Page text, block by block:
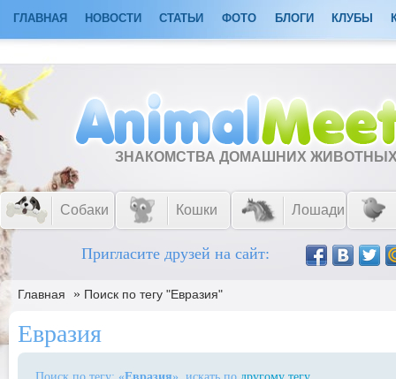
ГЛАВНАЯ НОВОСТИ СТАТЬИ ФОТО БЛОГИ КЛУБЫ
ЗНАКОМСТВА ДОМАШНИХ
Собаки Кошки Лошади
Пригласите друзей на сайт:
Главная » Поиск по тегу "Евразия"
Евразия